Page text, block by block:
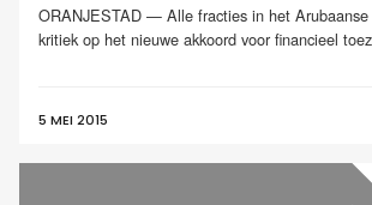
ORANJESTAD — Alle fracties in het
kritiek op het nieuwe akkoord voor financieel
5 MEI 2015